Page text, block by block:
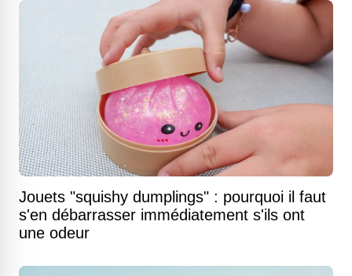
Jouets "squishy dumplings" : pourquoi il faut
s'en débarrasser immédiatement s'ils ont
une odeur